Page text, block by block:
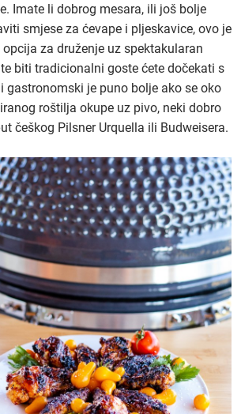
Imate li dobrog mesara, ili još bolje
smjese za ćevape i pljeskavice, ovo je
za druženje uz spektakularan
biti tradicionalni goste ćete dočekati s
gastronomski je puno bolje ako se oko
roštilja okupe uz pivo, neki dobro
češkog Pilsner Urquella ili Budweisera.